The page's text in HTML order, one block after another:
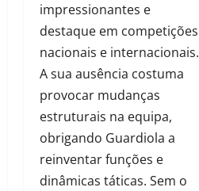
impressionantes e
destaque em competições
nacionais e internacionais.
A sua ausência costuma
provocar mudanças
estruturais na equipa,
obrigando Guardiola a
reinventar funções e
dinâmicas táticas. Sem o